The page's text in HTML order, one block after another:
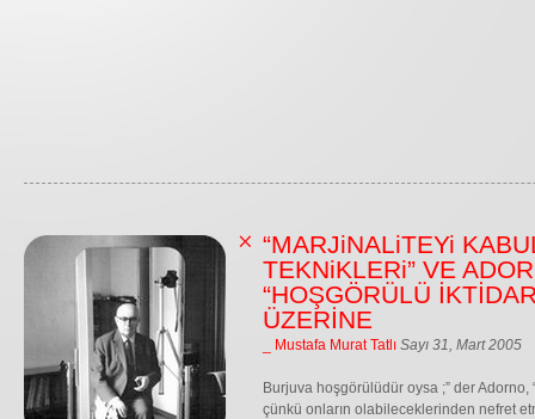
“MARJiNALiTEYi
TEKNiKLERi” VE
“HOŞGÖRÜLÜ
ÜZERİNE
_ Mustafa Murat Tatlı Sayı 31, Mart 2005
Burjuva hoşgörülüdür oysa ;” der Adorno,
çünkü onların olabileceklerinden nefret